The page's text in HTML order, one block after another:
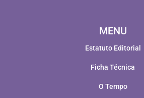
MENU
Estatuto Editorial
Ficha Técnica
O Tempo